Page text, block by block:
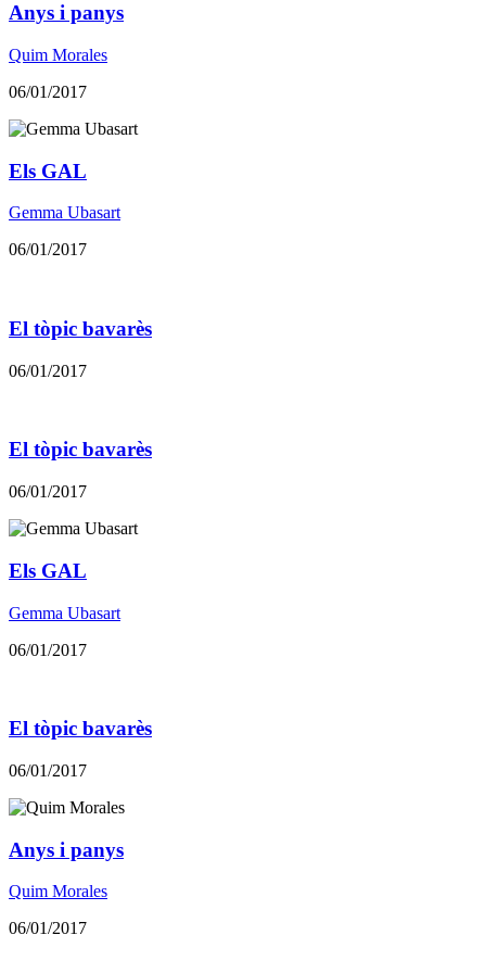
Anys i panys
Quim Morales
06/01/2017
Els GAL
Gemma Ubasart
06/01/2017
El tòpic bavarès
06/01/2017
El tòpic bavarès
06/01/2017
Els GAL
Gemma Ubasart
06/01/2017
El tòpic bavarès
06/01/2017
Anys i panys
Quim Morales
06/01/2017